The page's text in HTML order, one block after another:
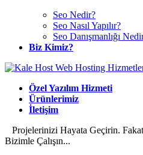
Seo Nedir?
Seo Nasıl Yapılır?
Seo Danışmanlığı
Biz Kimiz?
Özel Yazılım Hizmeti
Ürünlerimiz
İletişim
Projelerinizi Hayata Geçirin.
Bizimle Çalışın...